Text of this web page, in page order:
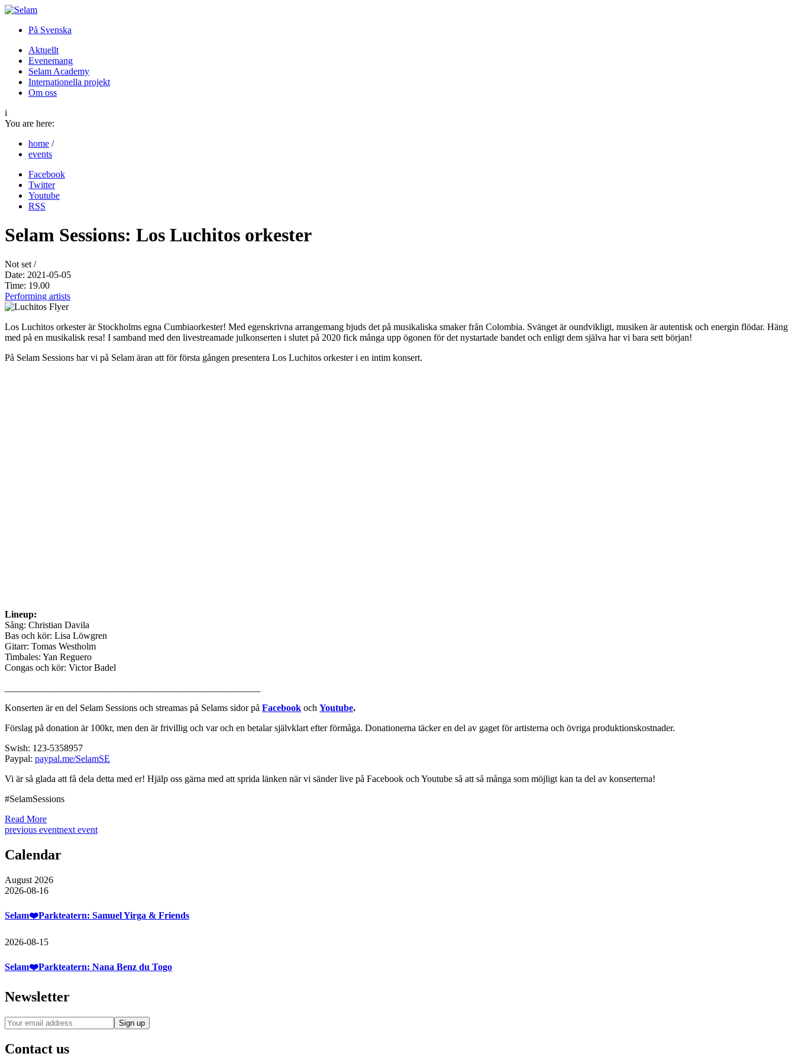
På Svenska
Aktuellt
Evenemang
Selam Academy
Internationella projekt
Om oss
i
You are here:
home /
events
Facebook
Twitter
Youtube
RSS
Selam Sessions: Los Luchitos orkester
Not set /
Date: 2021-05-05
Time: 19.00
Performing artists
Los Luchitos orkester är Stockholms egna Cumbiaorkester! Med egenskrivna arrangemang bjuds det på musikaliska smaker från Colombia. Svänget är oundvikligt, musiken är autentisk och energin flödar. Häng
med på en musikalisk resa! I samband med den livestreamade julkonserten i slutet på 2020 fick många upp ögonen för det nystartade bandet och enligt dem själva har vi bara sett början!
På Selam Sessions har vi på Selam äran att för första gången presentera Los Luchitos orkester i en intim konsert.
Lineup:
Sång: Christian Davila
Bas och kör: Lisa Löwgren
Gitarr: Tomas Westholm
Timbales: Yan Reguero
Congas och kör: Victor Badel
Konserten är en del Selam Sessions och streamas på Selams sidor på Facebook och Youtube.
Förslag på donation är 100kr, men den är frivillig och var och en betalar självklart efter förmåga. Donationerna täcker en del av gaget för artisterna och övriga produktionskostnader.
Swish: 123-5358957
Paypal: paypal.me/SelamSE
Vi är så glada att få dela detta med er! Hjälp oss gärna med att sprida länken när vi sänder live på Facebook och Youtube så att så många som möjligt kan ta del av konserterna!
#SelamSessions
Read More
previous eventnext event
Calendar
August 2026
2026-08-16
Selam❤️Parkteatern: Samuel Yirga & Friends
2026-08-15
Selam❤️Parkteatern: Nana Benz du Togo
Newsletter
Contact us